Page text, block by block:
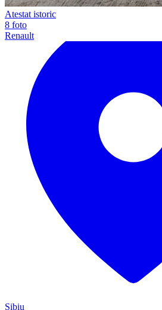
Atestat istoric
8 foto
Renault
Sibiu